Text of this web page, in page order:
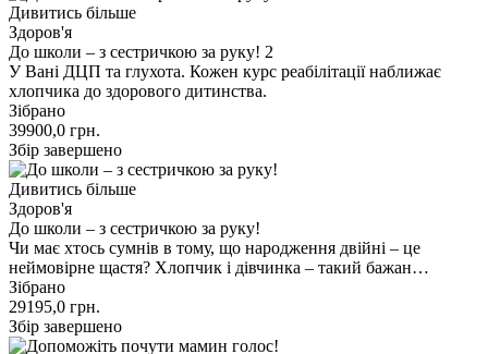
Дивитись більше
Здоров'я
До школи – з сестричкою за руку! 2
У Вані ДЦП та глухота. Кожен курс реабілітації наближає
хлопчика до здорового дитинства.
Зібрано
39900,0 грн.
Збір завершено
Дивитись більше
Здоров'я
До школи – з сестричкою за руку!
Чи має хтось сумнів в тому, що народження двійні – це
неймовірне щастя? Хлопчик і дівчинка – такий бажан…
Зібрано
29195,0 грн.
Збір завершено